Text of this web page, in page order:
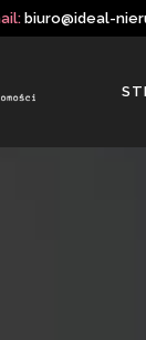
biuro@ideal-